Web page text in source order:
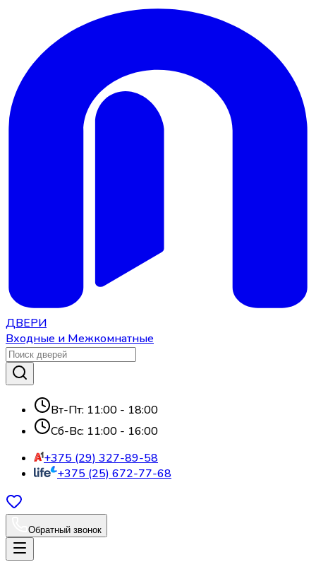
ДВЕРИ
Входные и Межкомнатные
Вт-Пт: 11:00 - 18:00
Сб-Вс: 11:00 - 16:00
+375 (29) 327-89-58
+375 (25) 672-77-68
Обратный звонок